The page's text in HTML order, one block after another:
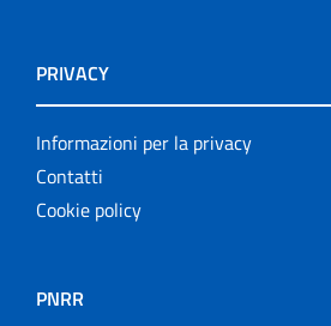
PRIVACY
Informazioni per la privacy
Contatti
Cookie policy
PNRR